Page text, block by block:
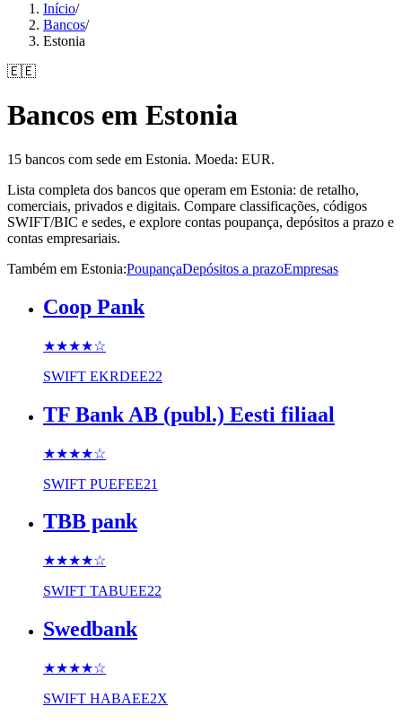
Início/
Bancos/
Estonia
🇪🇪
Bancos em Estonia
15 bancos com sede em Estonia. Moeda: EUR.
Lista completa dos bancos que operam em Estonia: de retalho,
comerciais, privados e digitais. Compare classificações, códigos
SWIFT/BIC e sedes, e explore contas poupança, depósitos a prazo e
contas empresariais.
Também em Estonia:PoupançaDepósitos a prazoEmpresas
Coop Pank
★★★★☆
SWIFT EKRDEE22
TF Bank AB (publ.) Eesti filiaal
★★★★☆
SWIFT PUEFEE21
TBB pank
★★★★☆
SWIFT TABUEE22
Swedbank
★★★★☆
SWIFT HABAEE2X